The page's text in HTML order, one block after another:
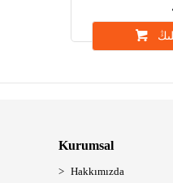
Kurumsal
Hakkımızda